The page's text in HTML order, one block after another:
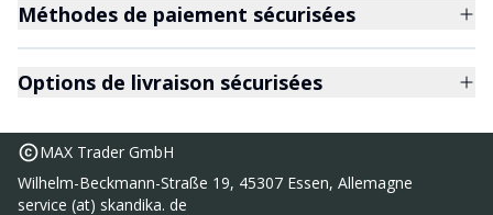
Méthodes de paiement sécurisées
Options de livraison sécurisées
MAX Trader GmbH
Wilhelm-Beckmann-Straße 19, 45307 Essen, Allemagne
service (at) skandika. de